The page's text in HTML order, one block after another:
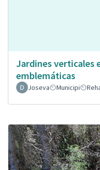
Jardines verticales
emblemáticas
Joseva Municipi